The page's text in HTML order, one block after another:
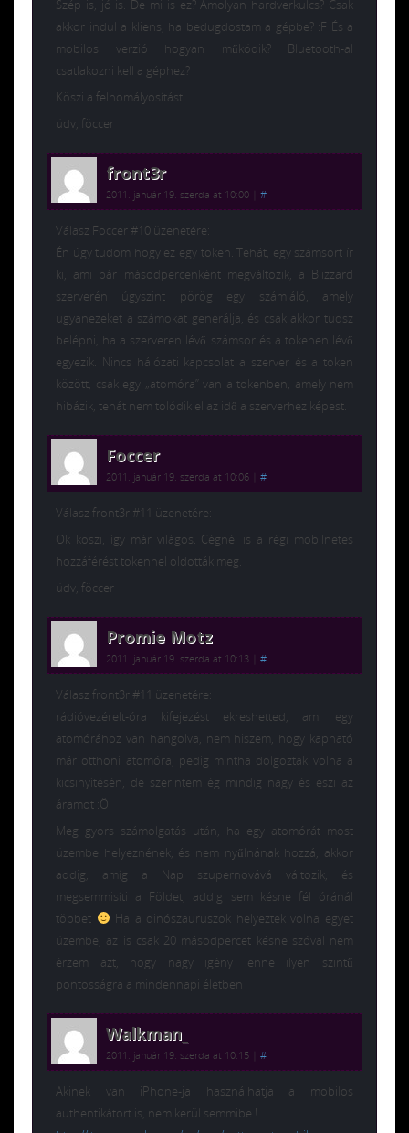
Szép is, jó is. De mi is ez? Amolyan hardverkulcs? Csak
akkor indul a kliens, ha bedugdostam a gépbe? :F És a
mobilos verzió hogyan működik? Bluetooth-al
csatlakozni kell a géphez?
Köszi a felhomályosítást.
üdv, föccer
front3r
2011. január 19. szerda at 10:00 #
Válasz Foccer #10 üzenetére:
Én úgy tudom hogy ez egy token. Tehát, egy számsort ír
ki, ami pár másodpercenként megváltozik, a Blizzard
szerverén úgyszint pörög egy számláló, amely
ugyanezeket a számokat generálja, és csak akkor tudsz
belépni, ha a szerveren lévő számsor és a tokenen lévő
egyezik. Nincs hálózati kapcsolat a szerver és a token
között, csak egy „atomóra” van a tokenben, amely nem
hibázik, tehát nem tolódik el az idő a szerverhez képest.
Foccer
2011. január 19. szerda at 10:06 #
Válasz front3r #11 üzenetére:
Ok köszi, így már világos. Cégnél is a régi mobilnetes
hozzáférést tokennel oldották meg.
üdv, föccer
Promie Motz
2011. január 19. szerda at 10:13 #
Válasz front3r #11 üzenetére:
rádióvezérelt-óra kifejezést ekreshetted, ami egy
atomórához van hangolva, nem hiszem, hogy kapható
már otthoni atomóra, pedig mintha dolgoztak volna a
kicsinyítésén, de szerintem ég mindig nagy és eszi az
áramot :Ö
Meg gyors számolgatás után, ha egy atomórát most
üzembe helyeznének, és nem nyűlnának hozzá, akkor
addig, amíg a Nap szupernovává változik, és
megsemmisíti a Földet, addig sem késne fél óránál
többet
Ha a dinószauruszok helyeztek volna egyet
üzembe, az is csak 20 másodpercet késne szóval nem
érzem azt, hogy nagy igény lenne ilyen szintű
pontosságra a mindennapi életben
Walkman_
2011. január 19. szerda at 10:15 #
Akinek van iPhone-ja használhatja a mobilos
authentikátort is, nem kerül semmibe !